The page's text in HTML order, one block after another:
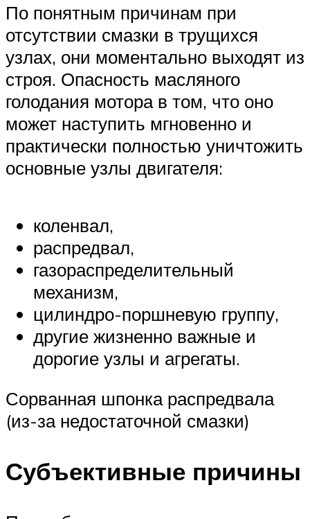
По понятным причинам при
отсутствии смазки в трущихся
узлах, они моментально выходят из
строя. Опасность масляного
голодания мотора в том, что оно
может наступить мгновенно и
практически полностью уничтожить
основные узлы двигателя:
коленвал,
распредвал,
газораспределительный
механизм,
цилиндро-поршневую группу,
другие жизненно важные и
дорогие узлы и агрегаты.
Сорванная шпонка распредвала
(из-за недостаточной смазки)
Субъективные причины